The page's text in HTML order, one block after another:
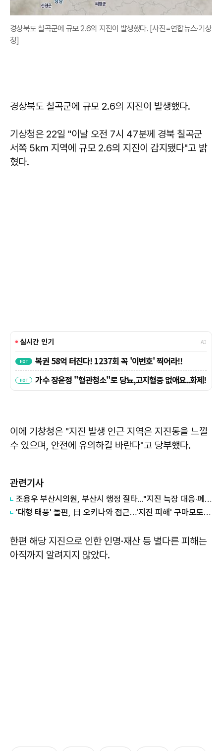
경상북도 칠곡군에 규모 2.6의 지진이 발생했다. [사진=연합뉴스·기상
청]
경상북도 칠곡군에 규모 2.6의 지진이 발생했다.
기상청은 22일 "이날 오전 7시 47분께 경북 칠곡군
서쪽 5㎞ 지역에 규모 2.6의 지진이 감지됐다"고 밝
혔다.
이에 기창청은 "지진 발생 인근 지역은 지진동을 느낄
수 있으며, 안전에 유의하길 바란다"고 당부했다.
관련기사
조용우 부산시의원, 부산시 행정 질타..."지진 늑장 대응·폐가전센터 부실 감독"
'대형 태풍' 돌핀, 日 오키나와 접근…'지진 피해' 구마모토, 복합재난 비상
한편 해당 지진으로 인한 인명·재산 등 별다른 피해는
아직까지 알려지지 않았다.